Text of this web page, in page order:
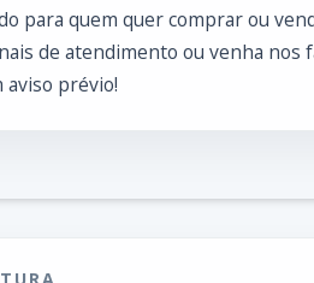
para quem quer comprar ou
de atendimento ou venha nos
prévio!